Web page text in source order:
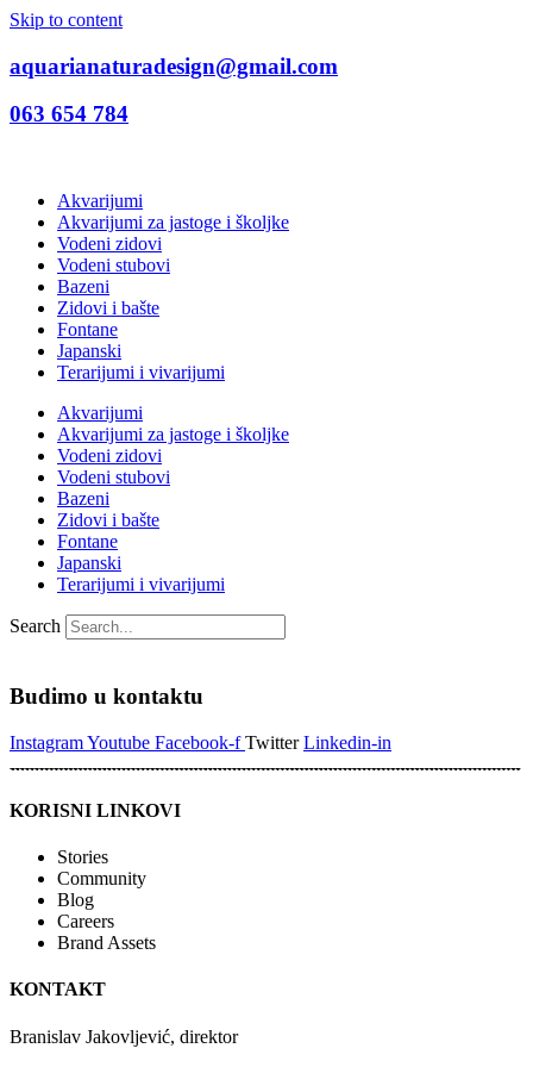
Skip to content
aquarianaturadesign@gmail.com
063 654 784
Akvarijumi
Akvarijumi za jastoge i školjke
Vodeni zidovi
Vodeni stubovi
Bazeni
Zidovi i bašte
Fontane
Japanski
Terarijumi i vivarijumi
Akvarijumi
Akvarijumi za jastoge i školjke
Vodeni zidovi
Vodeni stubovi
Bazeni
Zidovi i bašte
Fontane
Japanski
Terarijumi i vivarijumi
Search
Budimo u kontaktu
InstagramYoutube Facebook-f Twitter Linkedin-in
KORISNI LINKOVI
Stories
Community
Blog
Careers
Brand Assets
KONTAKT
Branislav Jakovljević, direktor